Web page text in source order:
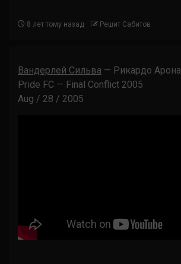
8 лет тому назад Решит Сабитов
Вандерлей Сильва — Рикардо Арона
Pride FC — Final Conflict 2005
Aug / 28 / 2005